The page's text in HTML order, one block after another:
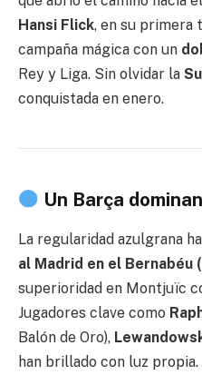
Hansi Flick, en su primera
campaña mágica con un
Rey y Liga. Sin olvidar la
conquistada en enero.
Un Barça
La regularidad azulgrana
al Madrid en el Bernabéu
superioridad en Montjuïc
Jugadores clave como
Balón de Oro),
han brillado con luz propia.